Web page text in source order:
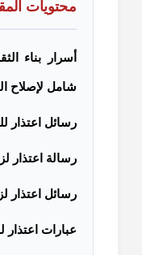
محتويات
أسرار بناء
شامل لإصلاح
رسائل اعتذار
رسالة اعتذار
رسائل اعتذار
عبارات اعتذار